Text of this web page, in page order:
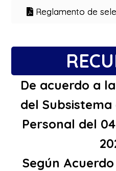
Reglamento de
De acuerdo a
del Subsistema
Personal del
Según